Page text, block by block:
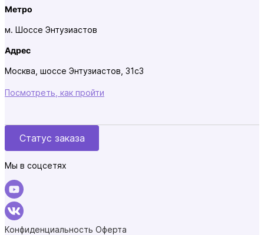
Метро
м. Шоссе Энтузиастов
Адрес
Москва, шоссе Энтузиастов, 31с3
Посмотреть, как пройти
Статус заказа
Мы в соцсетях
Конфиденциальность Оферта